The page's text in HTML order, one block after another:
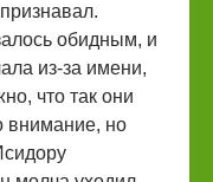
обидным, и
из-за имени,
что так они
внимание, но